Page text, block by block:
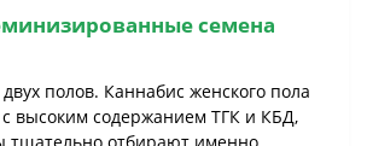
семена
полов. Каннабис женского пола
высоким содержанием ТГК и КБД,